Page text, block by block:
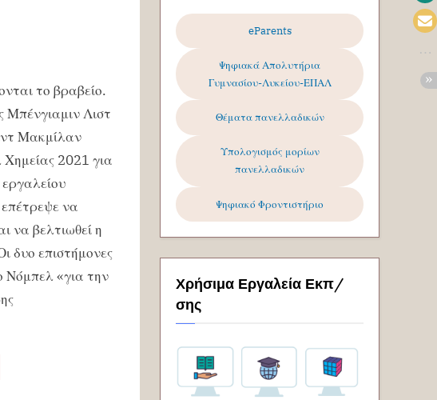
το βραβείο.
Μπένγιαμιν Λιστ
Μακμίλαν
2021 για
να
να βελτιωθεί η
δυο επιστήμονες
Νόμπελ «για την
eParents
Ψηφιακά Απολυτήρια
Γυμνασίου-Λυκείου-ΕΠΑΛ
Θέματα πανελλαδικών
Υπολογισμός μορίων
πανελλαδικών
Ψηφιακό Φροντιστήριο
Χρήσιμα Εργαλεία Εκπ/
σης